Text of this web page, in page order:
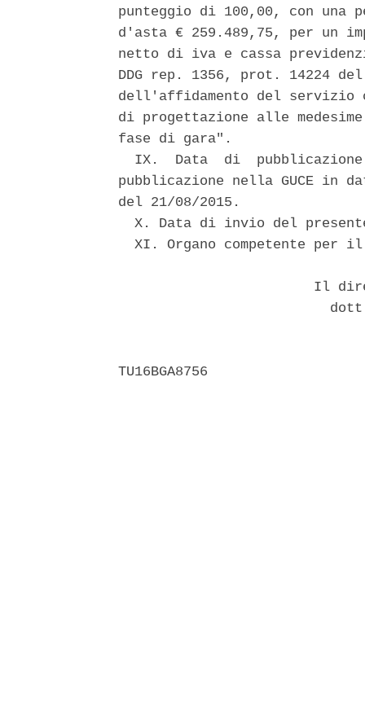
punteggio di 100,00, con una
d'asta € 259.489,75, per un
netto di iva e cassa
DDG rep. 1356, prot. 14224
dell'affidamento del servizio
di progettazione alle
fase di gara".
IX.  Data  di
pubblicazione nella GUCE in
del 21/08/2015.
X. Data di invio del
XI. Organo competente per
Il